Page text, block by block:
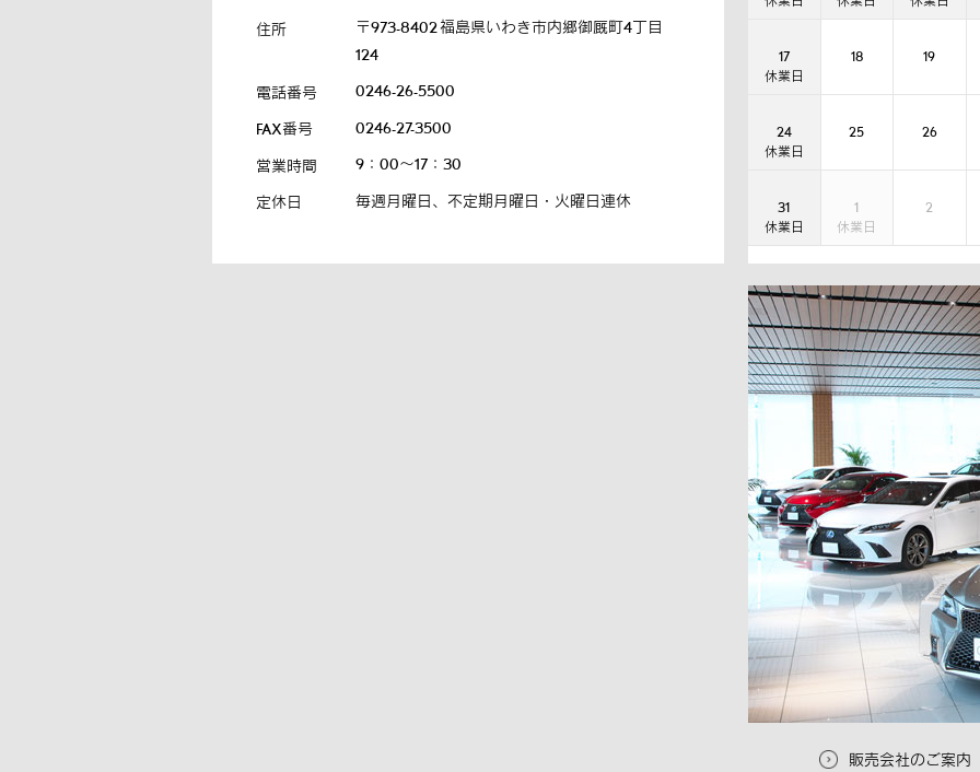
住所 〒973-8402福島県いわき市内郷御厩町4丁目
124
電話番号 0246-26-5500
FAX番号 0246-27-3500
営業時間 9：00～17：30
定休日 毎週月曜日、不定期月曜日・火曜日連休
17 18 19
24 25 26
31 1 2
販売会社のご案内